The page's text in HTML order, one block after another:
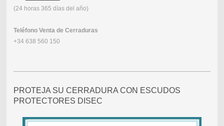
(24 horas 365 días del año)
Teléfono Venta de Cerraduras
+34 638 560 150
PROTEJA SU CERRADURA CON ESCUDOS
PROTECTORES DISEC